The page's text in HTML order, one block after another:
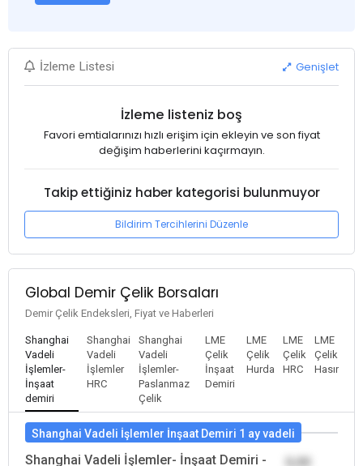
İzleme Listesi Genişlet
İzleme listeniz boş
Favori emtialarınızı hızlı erişim için ekleyin ve son fiyat
değişim haberlerini kaçırmayın.
Takip ettiğiniz haber kategorisi bulunmuyor
Bildirim Tercihlerini Düzenle
Global Demir Çelik Borsaları
Demir Çelik Endeksleri, Fiyat ve Haberleri
Shanghai
Vadeli
İşlemler-
İnşaat
demiri
Shanghai
Vadeli
İşlemler
HRC
Shanghai
Vadeli
İşlemler-
Paslanmaz
Çelik
LME
Çelik
İnşaat
Demiri
LME
Çelik
Hurda
LME
Çelik
HRC
LME
Çelik
Hasır
Shanghai Vadeli İşlemler İnşaat Demiri 1 ay vadeli
Shanghai Vadeli İşlemler- İnşaat Demiri -
0,00